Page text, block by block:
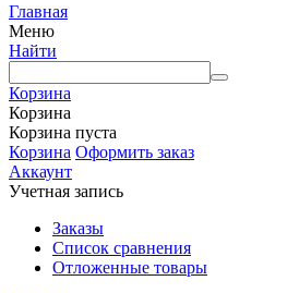
Главная
Меню
Найти
Корзина
Корзина
Корзина пуста
Корзина Оформить заказ
Аккаунт
Учетная запись
Заказы
Список сравнения
Отложенные товары